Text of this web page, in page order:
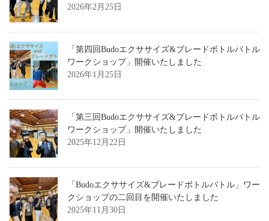
2026年2月25日
「第四回Budoエクササイズ&ブレードボトルバトル
ワークショップ」開催いたしました
2026年1月25日
「第三回Budoエクササイズ&ブレードボトルバトル
ワークショップ」開催いたしました
2025年12月22日
「Budoエクササイズ&ブレードボトルバトル」ワー
クショップの二回目を開催いたしました
2025年11月30日